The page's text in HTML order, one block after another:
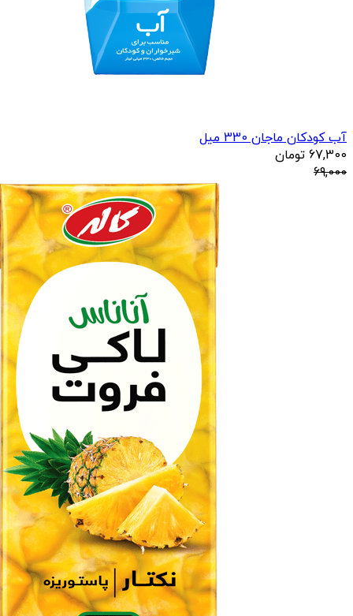
آب کودکان ماجان 330 میل
67,300 تومان
69,000